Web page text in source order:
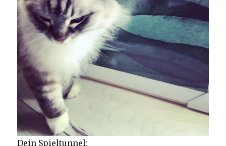
Dein Spieltunnel: